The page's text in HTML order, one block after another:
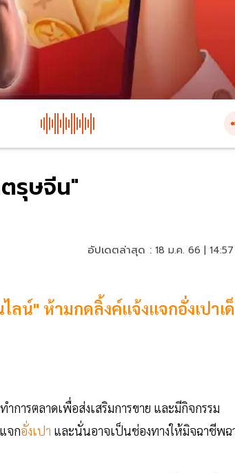
รุษจีน"
อัปเดตล่าสุด : 18 ม.ค. 66 |
ลน์" ห้ามกดลิ้งค์แจ้งแจกอั่งเปาเ
ารตลาดเพื่อส่งเสริมการขาย และมีกิจกรรม
จกอั่งเปา และนั่นอาจเป็นช่องทางให้มิจฉาชีพฉ